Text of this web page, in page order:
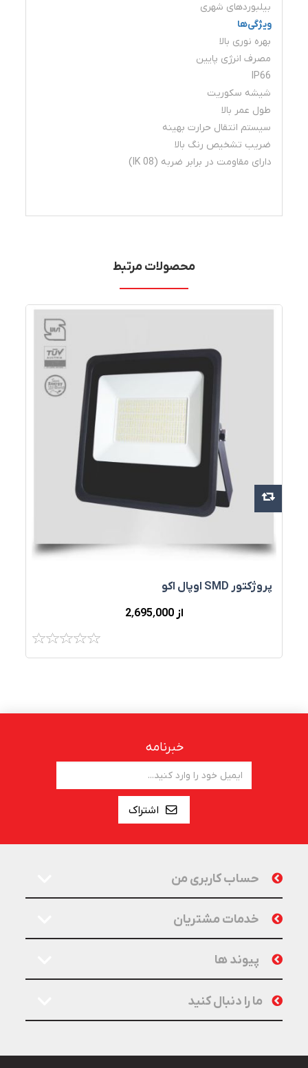
بیلبوردهاى شهرى
ویژگی‌ها
بهره نورى بالا
مصرف انرژى پایین
شیشه سکوریت
طول عمر بالا
سیستم انتقال حرارت بهینه
ضریب تشخیص رنگ بالا
داراى مقاومت در برابر ضربه (IK 08)
محصولات مرتبط
پروژکتور SMD اوپال اکو
از 2٬695٬000
خبرنامه
اشتراک
حساب کاربری من
خدمات مشتریان
پیوند ها
ما را دنبال کنید